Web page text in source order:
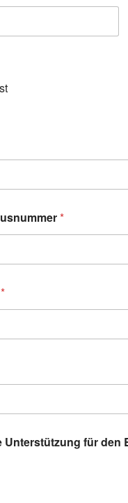
*
*
Unterstützung für den